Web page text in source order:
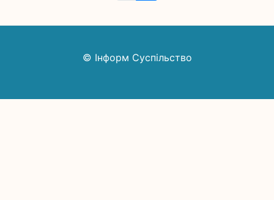
© Інформ Суспільство